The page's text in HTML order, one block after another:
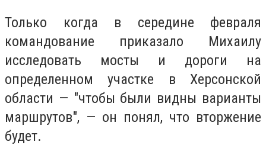
Только когда в середине февраля
командование приказало Михаилу
исследовать мосты и дороги на
определенном участке в Херсонской
области — "чтобы были видны варианты
маршрутов", — он понял, что вторжение
будет.